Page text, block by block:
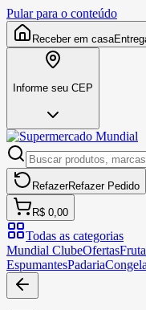
Pular para o conteúdo
Receber em casa
Informe seu CEP
RefazerRefazer Pedido
R$ 0,00
Todas as categorias
Mundial ClubeOfertas
EspumantesPadaria